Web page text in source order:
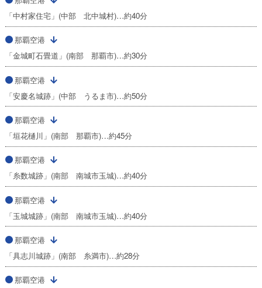
「中村家住宅」(中部 北中城村)…約40分
那覇空港
「金城町石畳道」(南部 那覇市)…約30分
那覇空港
「安慶名城跡」(中部 うるま市)…約50分
那覇空港
「垣花樋川」(南部 那覇市)…約45分
那覇空港
「糸数城跡」(南部 南城市玉城)…約40分
那覇空港
「玉城城跡」(南部 南城市玉城)…約40分
那覇空港
「具志川城跡」(南部 糸満市)…約28分
那覇空港